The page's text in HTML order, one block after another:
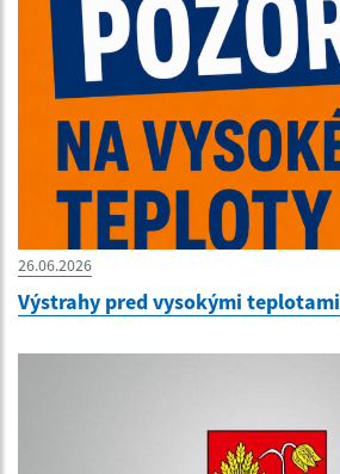
26.06.2026
Výstrahy pred vysokými teplotami